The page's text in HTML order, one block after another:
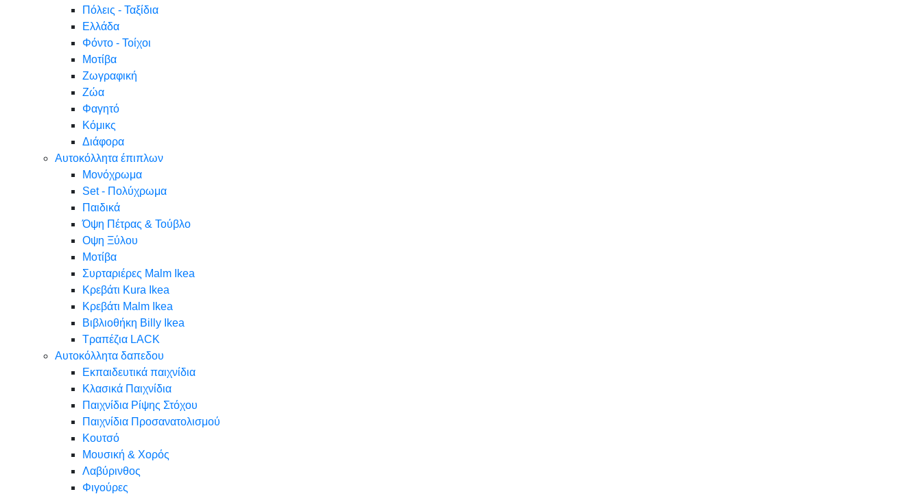
Πόλεις - Ταξίδια
Ελλάδα
Φόντο - Τοίχοι
Μοτίβα
Ζωγραφική
Ζώα
Φαγητό
Κόμικς
Διάφορα
Αυτοκόλλητα έπιπλων
Μονόχρωμα
Set - Πολύχρωμα
Παιδικά
Όψη Πέτρας & Τούβλο
Oψη Ξύλου
Μοτίβα
Συρταριέρες Malm Ikea
Κρεβάτι Kura Ikea
Κρεβάτι Malm Ikea
Βιβλιοθήκη Billy Ikea
Τραπέζια LACK
Αυτοκόλλητα δαπεδου
Εκπαιδευτικά παιχνίδια
Κλασικά Παιχνίδια
Παιχνίδια Ρίψης Στόχου
Παιχνίδια Προσανατολισμού
Κουτσό
Μουσική & Χορός
Λαβύρινθος
Φιγούρες